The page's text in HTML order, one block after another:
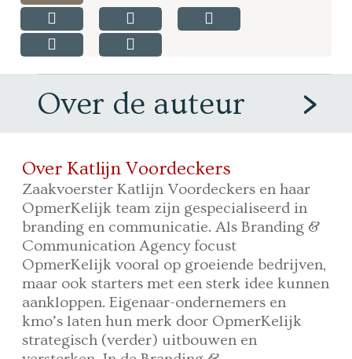
Over de auteur
Over Katlijn Voordeckers
Zaakvoerster Katlijn Voordeckers en haar
OpmerKelijk team zijn gespecialiseerd in
branding en communicatie. Als Branding &
Communication Agency focust
OpmerKelijk vooral op groeiende bedrijven,
maar ook starters met een sterk idee kunnen
aankloppen. Eigenaar-ondernemers en
kmo’s laten hun merk door OpmerKelijk
strategisch (verder) uitbouwen en